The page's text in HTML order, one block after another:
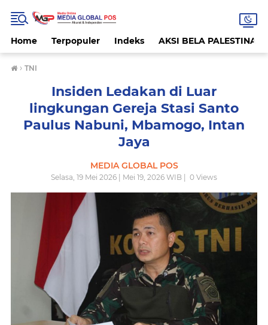
Home Terpopuler Indeks AKSI BELA PALESTINA
› TNI
Insiden Ledakan di Luar
lingkungan Gereja Stasi Santo
Paulus Nabuni, Mbamogo, Intan
Jaya
MEDIA GLOBAL POS
Selasa, 19 Mei 2026 | Mei 19, 2026 WIB | 0 Views